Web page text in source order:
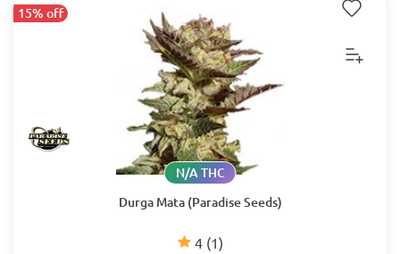
15% off
Durga Mata (Paradise Seeds)
4 (1)
N/A THC